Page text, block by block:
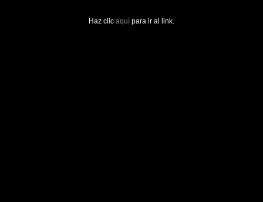
Haz clic aquí para ir al link.